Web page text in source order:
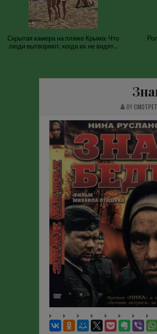
Скрытая камера на пляже Крыма: Что
люди вытворяют, когда их не видят...
BY